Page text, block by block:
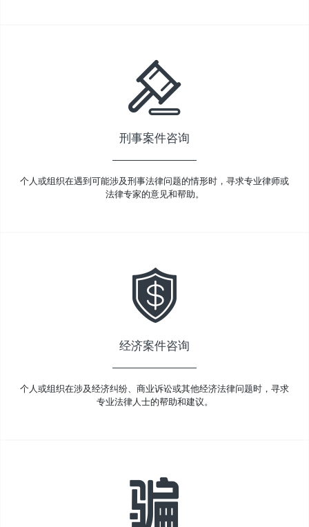
刑事案件咨询
个人或组织在遇到可能涉及刑事法律问题的情形时，寻求专业律师或
法律专家的意见和帮助。
经济案件咨询
个人或组织在涉及经济纠纷、商业诉讼或其他经济法律问题时，寻求
专业法律人士的帮助和建议。